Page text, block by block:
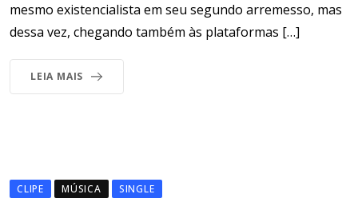
mesmo existencialista em seu segundo arremesso, mas
dessa vez, chegando também às plataformas […]
LEIA MAIS
CLIPE MÚSICA SINGLE